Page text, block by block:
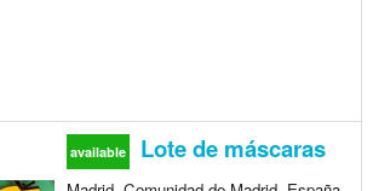
available Lote de máscaras